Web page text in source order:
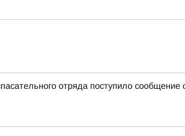
отряда поступило сообщение